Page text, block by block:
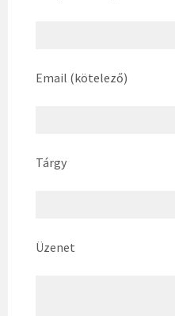
Email (kötelező)
Tárgy
Üzenet